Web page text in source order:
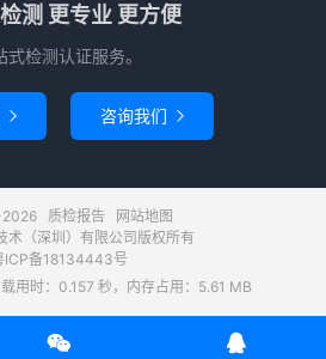
测 更专业 更方便
式检测认证服务。
 咨询我们 
质检报告
网站地图
术（深圳）有限公司版权所有
ICP备18134443号
用时：0.157 秒，内存占用：5.61 MB
 